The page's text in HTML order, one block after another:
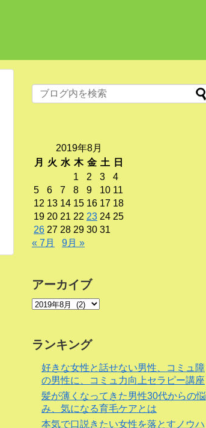
2019年8月
月
火 水 木 金 土
日
1
2 3
4
5
6 7 8 9 10 11
12 13 14 15 16 17 18
19 20 21 22 23 24 25
26 27 28 29 30 31
« 7月
9月 »
アーカイブ
ランキング
好きな女性と話せない男性、コミュ障
の男性に、コミュ力向上セラピー講座
髪が薄くなってきた男性30代からの悩
み、気になる育毛ケアとは
本気で口説きたい女性を落とすノウハ